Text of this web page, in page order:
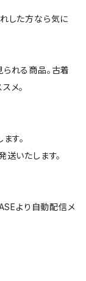
した方なら気に
れる商品。古着
メ。
す。
いたします。
より自動配信メ